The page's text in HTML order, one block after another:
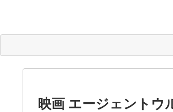
映画 エージェントウ